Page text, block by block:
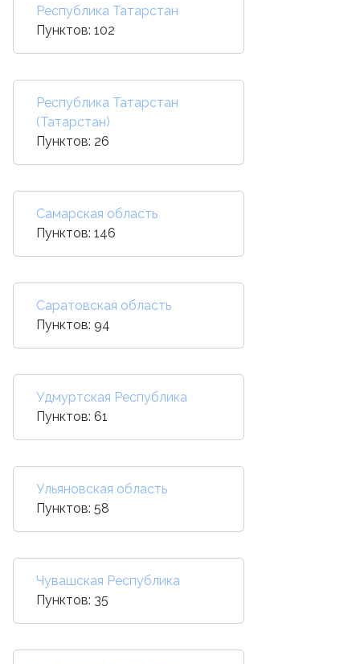
Республика Татарстан
Пунктов: 102
Республика Татарстан
(Татарстан)
Пунктов: 26
Самарская область
Пунктов: 146
Саратовская область
Пунктов: 94
Удмуртская Республика
Пунктов: 61
Ульяновская область
Пунктов: 58
Чувашская Республика
Пунктов: 35